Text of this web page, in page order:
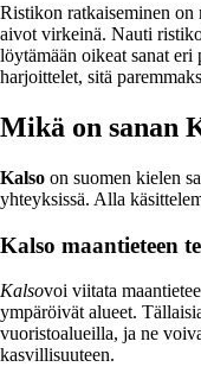
Ristikon ratkaiseminen on
aivot virkeinä. Nauti
löytämään oikeat sanat
harjoittelet, sitä
Mikä on sanan
Kalso on suomen kielen
yhteyksissä. Alla
Kalso maantieteen
Kalsovoi viitata
ympäröivät alueet.
vuoristoalueilla, ja ne
kasvillisuuteen.